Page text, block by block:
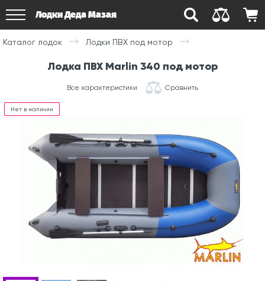
Лодки Деда Мазая
Каталог лодок Лодки ПВХ под мотор
Лодка ПВХ Marlin 340 под мотор
Все характеристики Сравнить
Нет в наличии